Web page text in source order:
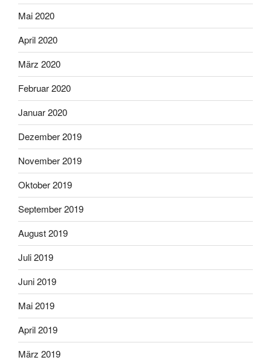
Mai 2020
April 2020
März 2020
Februar 2020
Januar 2020
Dezember 2019
November 2019
Oktober 2019
September 2019
August 2019
Juli 2019
Juni 2019
Mai 2019
April 2019
März 2019